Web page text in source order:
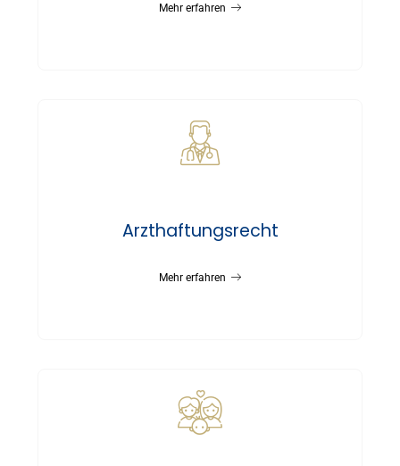
Mehr erfahren
Arzthaftungsrecht
Mehr erfahren